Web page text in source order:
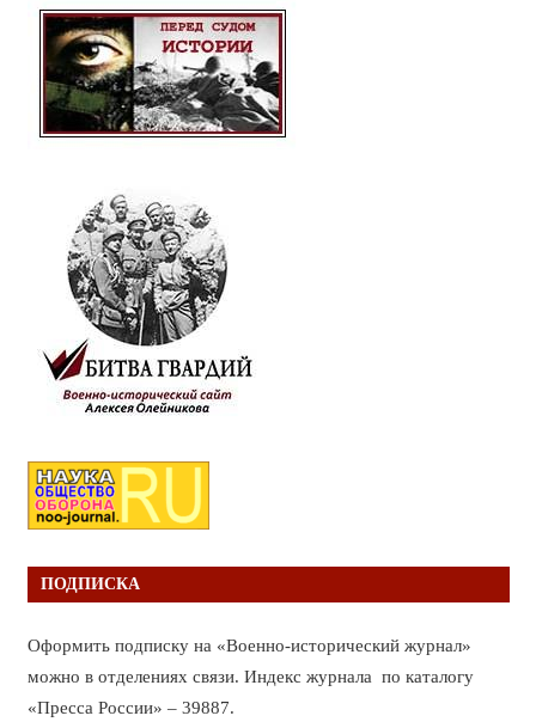
ПОДПИСКА
Оформить подписку на «Военно-исторический журнал»
можно в отделениях связи. Индекс журнала по каталогу
«Пресса России» – 39887.